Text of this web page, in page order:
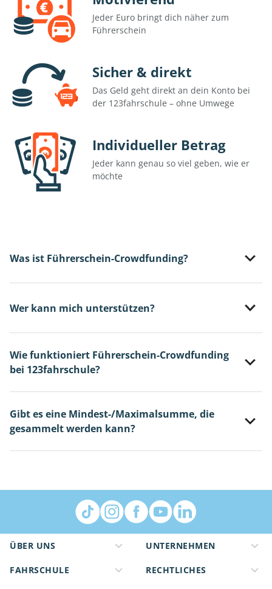
Jeder Euro bringt dich näher zum
Führerschein
Sicher & direkt
Das Geld geht direkt an dein Konto bei
der 123fahrschule – ohne Umwege
Individueller Betrag
Jeder kann genau so viel geben, wie er
möchte
Was ist Führerschein-Crowdfunding?
Wer kann mich unterstützen?
Wie funktioniert Führerschein-Crowdfunding
bei 123fahrschule?
Gibt es eine Mindest-/Maximalsumme, die
gesammelt werden kann?
ÜBER UNS
FAHRSCHULE
UNTERNEHMEN
RECHTLICHES